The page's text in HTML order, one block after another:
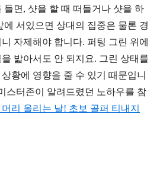
들면, 샷을 할 때 떠들거나 샷을 하
에 서있으면 상대의 집중은 물론 경
자제해야 합니다. 퍼팅 그린 위에
밟아서도 안 되지요. 그린 상태를
황에 영향을 줄 수 있기 때문입니
스터존이 알려드렸던 노하우를 참
머리 올리는 날! 초보 골퍼 티내지